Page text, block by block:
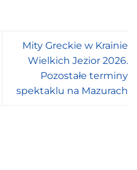
Mity Greckie w Krainie
Wielkich Jezior 2026.
Pozostałe terminy
spektaklu na Mazurach